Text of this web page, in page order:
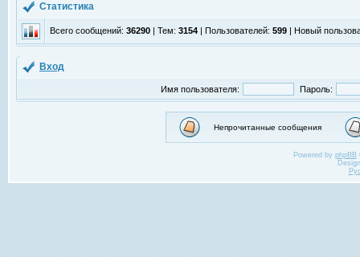
Статистика
Всего сообщений: 36290 | Тем: 3154 | Пользователей: 599 | Новый
Вход
Имя пользователя: Пароль:
Непрочитанные сообщения
Powered by phpBB